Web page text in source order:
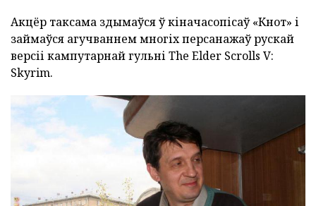
Акцёр таксама здымаўся ў кіначасопісаў «Кнот» і
займаўся агучваннем многіх персанажаў рускай
версіі кампутарнай гульні The Elder Scrolls V:
Skyrim.